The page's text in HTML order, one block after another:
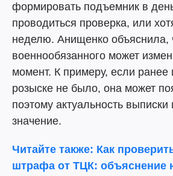
формировать подъемник в
проводиться проверка, или
неделю. Анищенко объяснила,
военнообязанного может
момент. К примеру, если
розыске не было, она может
поэтому актуальность
значение.
Читайте также: Как
штрафа от ТЦК: объяснение